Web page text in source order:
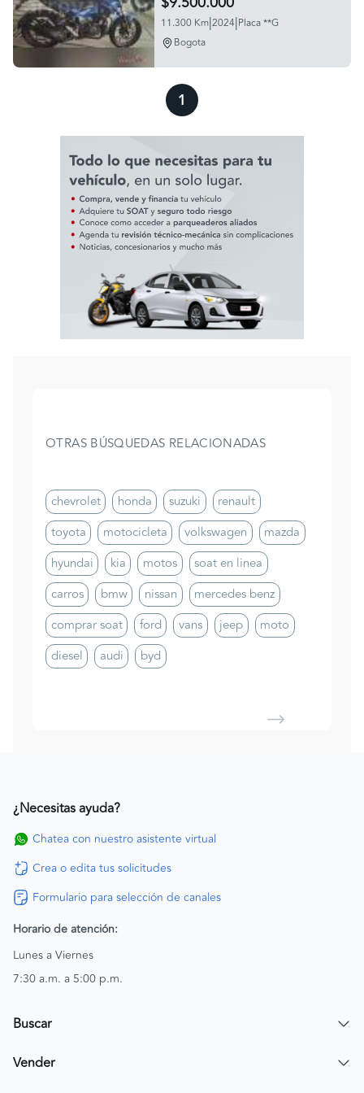
11.300 Km|2024|Placa **G
Bogota
1
OTRAS BÚSQUEDAS RELACIONADAS
chevrolet honda suzuki
renault
toyota
motocicleta volkswagen
mazda
hyundai
kia motos
soat en linea
carros
bmw nissan
mercedes benz
comprar soat
ford vans jeep
moto
diesel
audi byd
¿Necesitas ayuda?
Chatea con nuestro asistente virtual
Crea o edita tus solicitudes
Formulario para selección de canales
Horario de atención:
Lunes a Viernes
7:30 a.m. a 5:00 p.m.
Buscar
Encuentra un carro
Vender